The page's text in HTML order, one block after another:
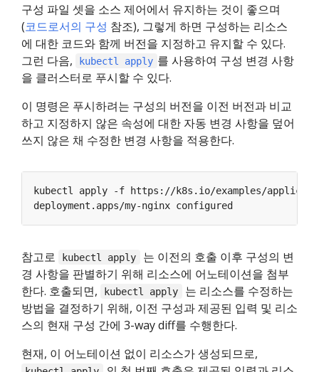
구성 파일 셋을 소스 제어에서 유지하는 것이 좋으며
(코드로서의 구성 참조), 그렇게 하면 구성하는 리소스
에 대한 코드와 함께 버전을 지정하고 유지할 수 있다.
그런 다음,
kubectl apply 를 사용하여 구성 변경 사항
을 클러스터로 푸시할 수 있다.
이 명령은 푸시하려는 구성의 버전을 이전 버전과 비교
하고 지정하지 않은 속성에 대한 자동 변경 사항을 덮어
쓰지 않은 채 수정한 변경 사항을 적용한다.
참고로 kubectl apply
는 이전의 호출 이후 구성의 변
경 사항을 판별하기 위해 리소스에 어노테이션을 첨부
한다. 호출되면,
kubectl apply
는 리소스를 수정하는
방법을 결정하기 위해, 이전 구성과 제공된 입력 및 리소
스의 현재 구성 간에 3-way diff를 수행한다.
현재, 이 어노테이션 없이 리소스가 생성되므로,